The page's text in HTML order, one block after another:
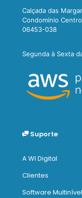
Calçada das
Condomínio
06453-038
Segunda à Sexta
Suporte
A WI Digital
Clientes
Software Multinível